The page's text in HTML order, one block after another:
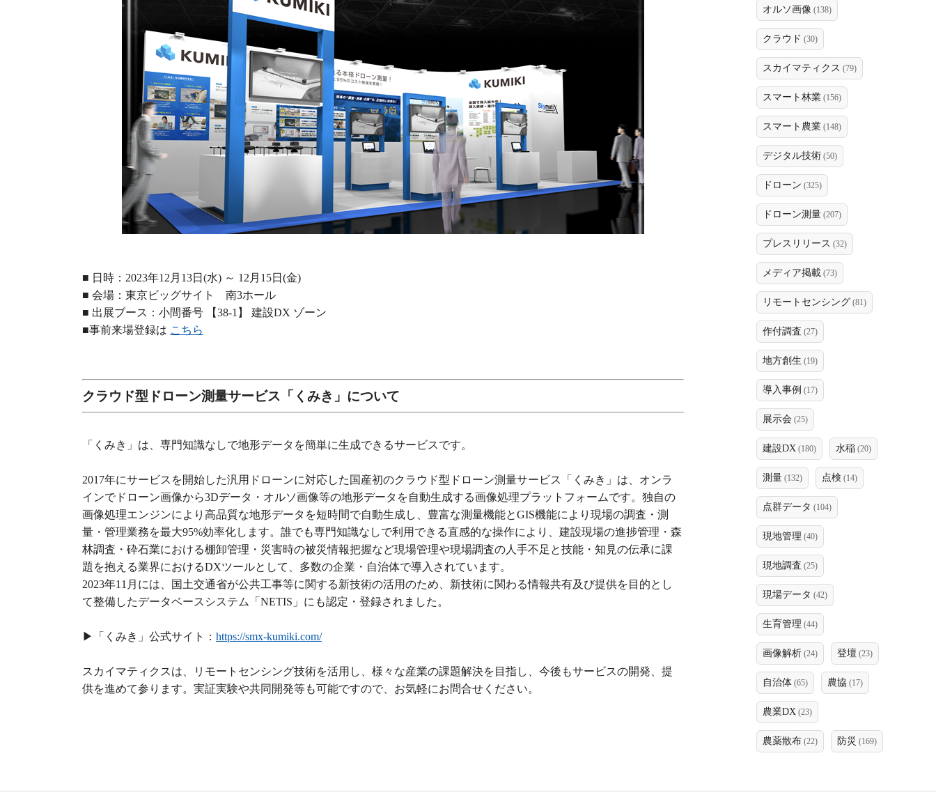
■ 日時：2023年12月13日(水) ～ 12月15日(金)
■ 会場：東京ビッグサイト 南3ホール
■ 出展ブース：小間番号 【​​​​​​38-1】 建設DX ゾーン
■事前来場登録は こちら
クラウド型ドローン測量サービス「くみき」について
「くみき」は、専門知識なしで地形データを簡単に生成できるサービスです。
2017年にサービスを開始した汎用ドローンに対応した国産初のクラウド型ドローン測量サービス「くみき」は、オンラ
インでドローン画像から3Dデータ・オルソ画像等の地形データを自動生成する画像処理プラットフォームです。独自の
画像処理エンジンにより高品質な地形データを短時間で自動生成し、豊富な測量機能とGIS機能により現場の調査・測
量・管理業務を最大95%効率化します。誰でも専門知識なしで利用できる直感的な操作により、建設現場の進捗管理・森
林調査・砕石業における棚卸管理・災害時の被災情報把握など現場管理や現場調査の人手不足と技能・知見の伝承に課
題を抱える業界におけるDXツールとして、多数の企業・自治体で導入されています。
2023年11月には、国土交通省が公共工事等に関する新技術の活用のため、新技術に関わる情報共有及び提供を目的とし
て整備したデータベースシステム「NETIS」にも認定・登録されました。
▶︎「くみき」公式サイト： https://smx-kumiki.com/
スカイマティクスは、リモートセンシング技術を活用し、様々な産業の課題解決を目指し、今後もサービスの開発、提
供を進めて参ります。実証実験や共同開発等も可能ですので、お気軽にお問合せください。
オルソ画像 (138)
クラウド (30)
スカイマティクス (79)
スマート林業 (156)
スマート農業 (148)
デジタル技術 (50)
ドローン (325)
ドローン測量 (207)
プレスリリース (32)
メディア掲載 (73)
リモートセンシング (81)
作付調査 (27)
地方創生 (19)
導入事例 (17)
展示会 (25)
建設DX (180) 水稲 (20)
測量 (132) 点検 (14)
点群データ (104)
現地管理 (40)
現地調査 (25)
現場データ (42)
生育管理 (44)
画像解析 (24) 登壇 (23)
自治体 (65) 農協 (17)
農業DX (23)
農薬散布 (22) 防災 (169)